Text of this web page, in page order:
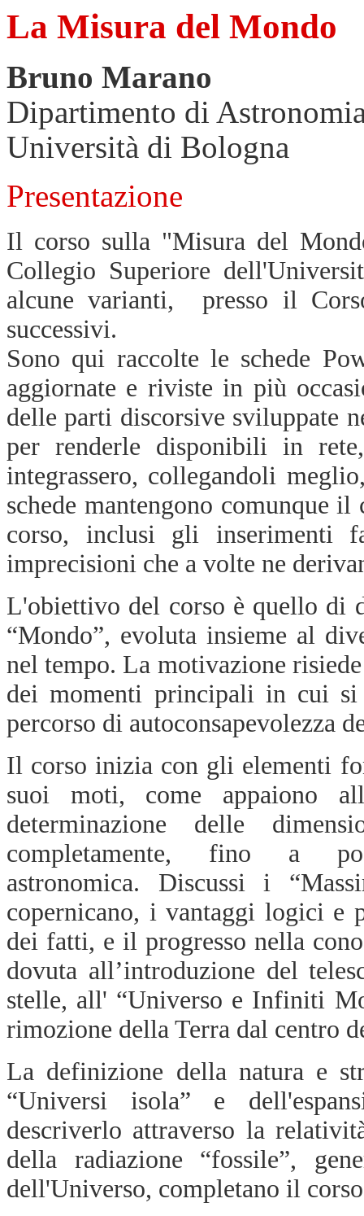
La Misura del Mondo
Bruno Marano
Dipartimento di
Università di Bologna
Presentazione
Il corso sulla "Misura del
Collegio Superiore
alcune varianti, presso il
successivi.
Sono qui raccolte le schede
aggiornate e riviste in più
delle parti discorsive sviluppate
per renderle disponibili in
integrassero, collegandoli
schede mantengono comunque
corso, inclusi gli inserimenti
imprecisioni che a volte ne
L'obiettivo del corso è quello di
“Mondo”, evoluta insieme al
nel tempo. La motivazione
dei momenti principali in cui
percorso di autoconsapevolezza
Il corso inizia con gli elementi
suoi moti, come appaiono
determinazione delle
completamente, fino a
astronomica. Discussi i
copernicano, i vantaggi logici e
dei fatti, e il progresso nella
dovuta all’introduzione del
stelle, all' “Universo e Infiniti
rimozione della Terra dal centro
La definizione della natura e
“Universi isola” e
descriverlo attraverso la
della radiazione “fossile”,
dell'Universo, completano il